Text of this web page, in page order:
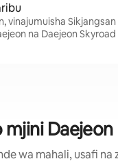
vinajumuisha
na Daejeon Skyroad
mjini Daejeon
wa mahali, usafi na